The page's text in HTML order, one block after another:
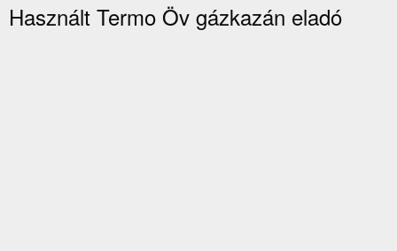
Használt Termo Öv gázkazán eladó